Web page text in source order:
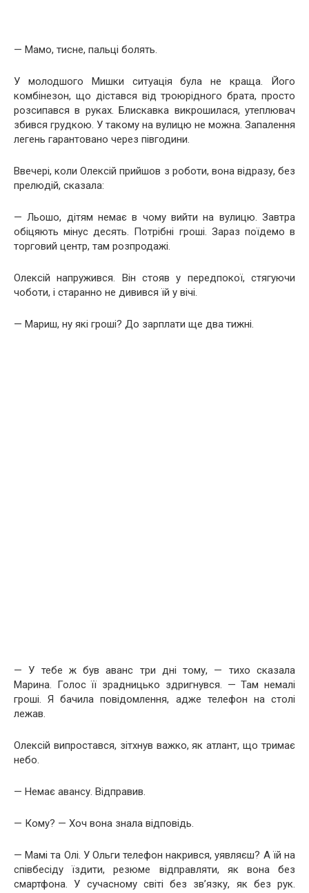
— Мамо, тисне, пальці болять.
У молодшого Мишки ситуація була не краща. Його
комбінезон, що дістався від троюрідного брата, просто
розсипався в руках. Блискавка викрошилася, утеплювач
збився грудкою. У такому на вулицю не можна. Запалення
легень гарантовано через півгодини.
Ввечері, коли Олексій прийшов з роботи, вона відразу, без
прелюдій, сказала:
— Льошо, дітям немає в чому вийти на вулицю. Завтра
обіцяють мінус десять. Потрібні гроші. Зараз поїдемо в
торговий центр, там розпродажі.
Олексій напружився. Він стояв у передпокої, стягуючи
чоботи, і старанно не дивився їй у вічі.
— Мариш, ну які гроші? До зарплати ще два тижні.
— У тебе ж був аванс три дні тому, — тихо сказала
Марина. Голос її зрадницько здригнувся. — Там немалі
гроші. Я бачила повідомлення, адже телефон на столі
лежав.
Олексій випростався, зітхнув важко, як атлант, що тримає
небо.
— Немає авансу. Відправив.
— Кому? — Хоч вона знала відповідь.
— Мамі та Олі. У Ольги телефон накрився, уявляєш? А їй на
співбесіду їздити, резюме відправляти, як вона без
смартфона. У сучасному світі без зв’язку, як без рук.